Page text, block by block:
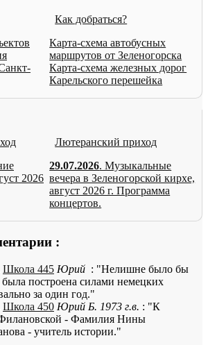
Как добраться?
Карта-схема автобусных
маршрутов от Зеленогорска
Карта-схема железных дорог
Карельского перешейка
2026
Лютеранский приход
29.07.2026. Музыкальные
вечера в Зеленогорской кирхе,
август 2026 г. Программа
концертов.
:
Школа 445 Юрий : "Нелишне было бы
построена силами немецких
за один год."
Школа 450 Юрий Б. 1973 г.в. : "К
- Фамилия Нины
- учитель истории."